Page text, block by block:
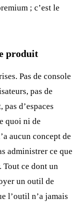
; c’est le
produit
Pas de console
pas de
d’espaces
quoi ni de
aucun concept de
administrer ce que
Tout ce dont un
un outil de
l’outil n’a jamais